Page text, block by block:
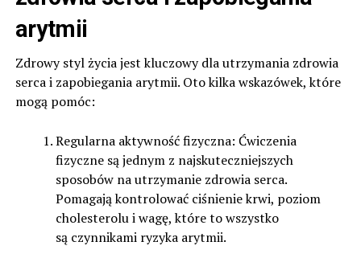
arytmii
Zdrowy styl życia jest kluczowy dla utrzymania zdrowia
serca i zapobiegania arytmii. Oto kilka wskazówek, które
mogą pomóc:
Regularna aktywność fizyczna: Ćwiczenia
fizyczne są jednym z najskuteczniejszych
sposobów na utrzymanie zdrowia serca.
Pomagają kontrolować ciśnienie krwi, poziom
cholesterolu i wagę, które to wszystko
są czynnikami ryzyka arytmii.